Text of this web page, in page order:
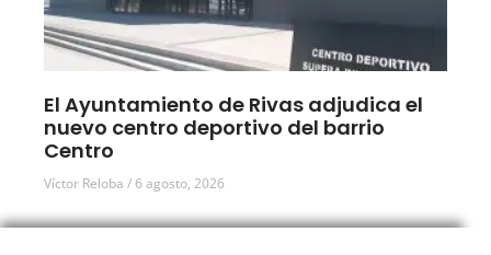
El Ayuntamiento de Rivas adjudica el
nuevo centro deportivo del barrio
Centro
Víctor Reloba 6 agosto, 2026